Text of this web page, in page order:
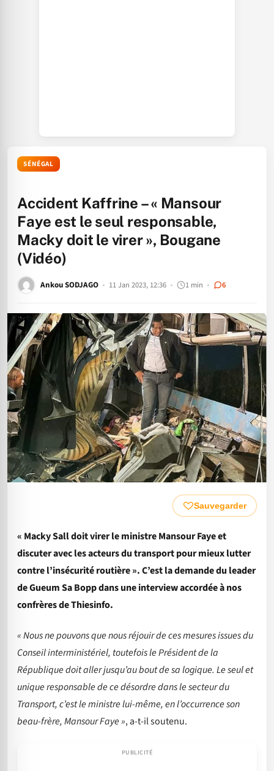
SÉNÉGAL
Accident Kaffrine – « Mansour
Faye est le seul responsable,
Macky doit le virer », Bougane
(Vidéo)
Ankou SODJAGO 11 Jan 2023, 12:36 1 min 6
Sauvegarder
« Macky Sall doit virer le ministre Mansour Faye et
discuter avec les acteurs du transport pour mieux lutter
contre l’insécurité routière ». C’est la demande du leader
de Gueum Sa Bopp dans une interview accordée à nos
confrères de Thiesinfo.
« Nous ne pouvons que nous réjouir de ces mesures issues du
Conseil interministériel, toutefois le Président de la
République doit aller jusqu’au bout de sa logique. Le seul et
unique responsable de ce désordre dans le secteur du
Transport, c’est le ministre lui-même, en l’occurrence son
beau-frère, Mansour Faye », a-t-il soutenu.